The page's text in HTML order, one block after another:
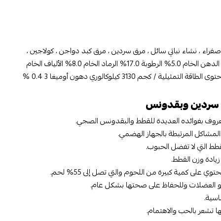
العناصر الغذائية: البروتين الخام 33.0% الدهن الخام 5.0% الرطوبة 17.0% الرماد الخام 8.0% الألياف الخام
1.0% كالسيوم 0.8% فسفور 0.7% محتوى الطاقة التمثيلية / كجم 3130 كيلوكالوري دهون أوميغا 3 0.4 %
وبقدونس
بفوائده العديدة للقطط والبقدونس الصجي.
المرتبطة بالجهاز الهضمي.
التي لا تفضل الحبوب.
وزن القطط.
كمية كبيرة من اللحوم والتي تصل إلى 55% لحم.
العضلات وللحفاظ على صحتها بشكل عام.
تشعر بالحب والاهتمام.